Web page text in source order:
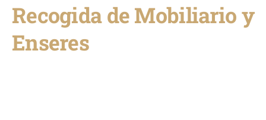
Recogida de Mobiliario y
Enseres